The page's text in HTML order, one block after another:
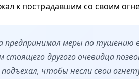
к пострадавшим со своим
предпринимал меры по тушению
стоящего другого очевидца
чтобы несли свои